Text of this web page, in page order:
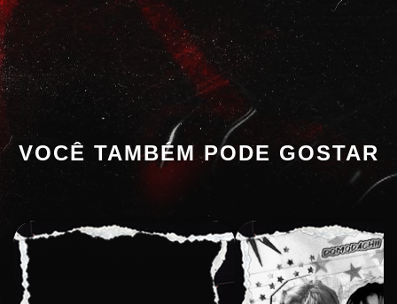
VOCÊ TAMBÉM PODE GOSTAR